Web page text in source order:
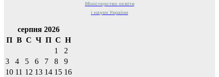
Міністерство освіти
і науки України
серпня 2026
П В С Ч П С Н
1
2
3
4 5 6 7 8
9
10 11 12 13 14 15 16